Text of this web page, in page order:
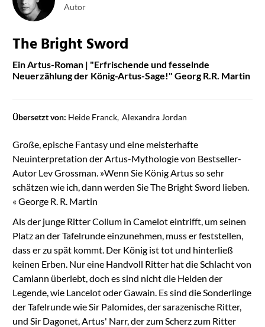
Autor
The Bright Sword
Ein Artus-Roman | "Erfrischende und fesselnde
Neuerzählung der König-Artus-Sage!" Georg R.R. Martin
Übersetzt von: Heide Franck Alexandra Jordan
Große, epische Fantasy und eine meisterhafte
Neuinterpretation der Artus-Mythologie von Bestseller-
Autor Lev Grossman. »Wenn Sie König Artus so sehr
schätzen wie ich, dann werden Sie The Bright Sword lieben.
« George R. R. Martin
Als der junge Ritter Collum in Camelot eintrifft, um seinen
Platz an der Tafelrunde einzunehmen, muss er feststellen,
dass er zu spät kommt. Der König ist tot und hinterließ
keinen Erben. Nur eine Handvoll Ritter hat die Schlacht von
Camlann überlebt, doch es sind nicht die Helden der
Legende, wie Lancelot oder Gawain. Es sind die Sonderlinge
der Tafelrunde wie Sir Palomides, der sarazenische Ritter,
und Sir Dagonet, Artus' Narr, der zum Scherz zum Ritter